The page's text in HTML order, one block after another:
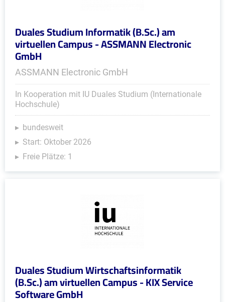
Duales Studium Informatik (B.Sc.) am
virtuellen Campus - ASSMANN Electronic
GmbH
ASSMANN Electronic GmbH
In Kooperation mit IU Duales Studium (Internationale
Hochschule)
bundesweit
Start: Oktober 2026
Freie Plätze: 1
Duales Studium Wirtschaftsinformatik
(B.Sc.) am virtuellen Campus - KIX Service
Software GmbH